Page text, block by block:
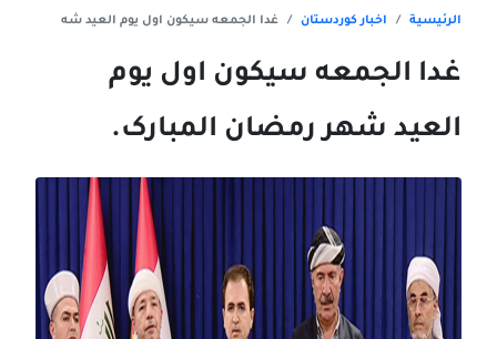
الرئيسية اخبار کوردستان غدا الجمعه سيکون اول يوم العيد شه
غدا الجمعه سيکون اول يوم
العيد شهر رمضان المبارک.